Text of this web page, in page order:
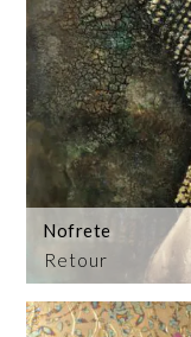
Retour
Nofrete